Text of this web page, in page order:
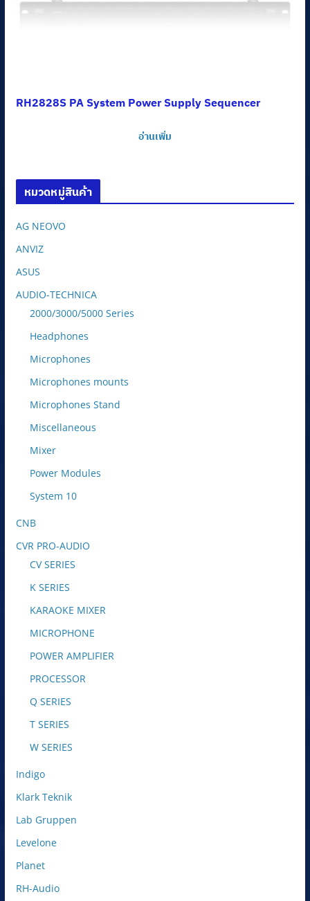
RH2828S PA System Power Supply Sequencer
อ่านเพิ่ม
หมวดหมู่สินค้า
AG NEOVO
ANVIZ
ASUS
AUDIO-TECHNICA
2000/3000/5000 Series
Headphones
Microphones
Microphones mounts
Microphones Stand
Miscellaneous
Mixer
Power Modules
System 10
CNB
CVR PRO-AUDIO
CV SERIES
K SERIES
KARAOKE MIXER
MICROPHONE
POWER AMPLIFIER
PROCESSOR
Q SERIES
T SERIES
W SERIES
Indigo
Klark Teknik
Lab Gruppen
Levelone
Planet
RH-Audio